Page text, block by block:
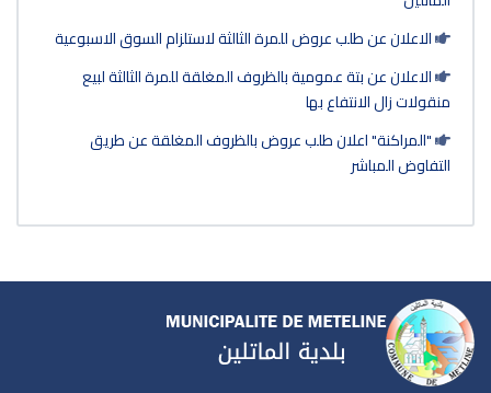
الاعلان عن طلب عروض للمرة الثالثة لاستلزام السوق الاسبوعية
الاعلان عن بتة عمومية بالظروف المغلقة للمرة الثالثة لبيع
منقولات زال الانتفاع بها
"المراكنة" اعلان طلب عروض بالظروف المغلقة عن طريق
التفاوض المباشر